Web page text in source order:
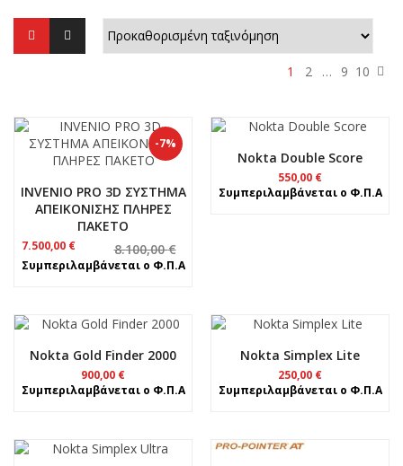
1 2 … 9 10
-7%
INVENIO PRO 3D ΣΥΣΤΗΜΑ
ΑΠΕΙΚΟΝΙΣΗΣ ΠΛΗΡΕΣ
ΠΑΚΕΤΟ
8.100,00€
Original
price
was:
7.500,00 €
τρέχουσα
τιμή
Συμπεριλαμβάνεται ο Φ.Π.Α
Nokta Double Score
550,00 €
Συμπεριλαμβάνεται ο Φ.Π.Α
Nokta Gold Finder 2000
900,00 €
Συμπεριλαμβάνεται ο Φ.Π.Α
Nokta Simplex Lite
250,00 €
Συμπεριλαμβάνεται ο Φ.Π.Α